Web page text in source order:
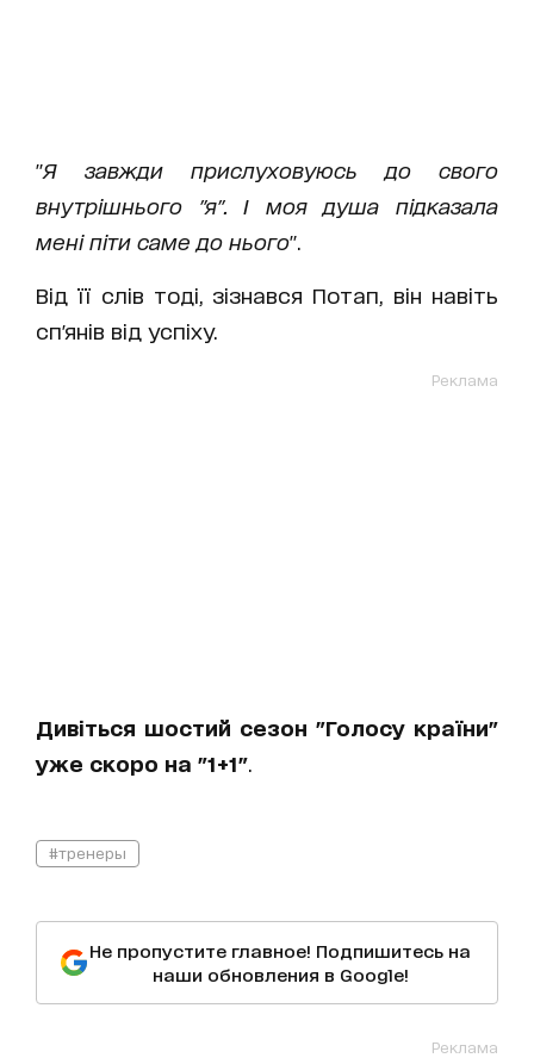
"Я завжди прислуховуюсь до свого
внутрішнього "я". І моя душа підказала
мені піти саме до нього".
Від її слів тоді, зізнався Потап, він навіть
сп'янів від успіху.
Реклама
Дивіться шостий сезон "Голосу країни"
уже скоро на "1+1"
#тренеры
Не пропустите главное! Подпишитесь на
наши обновления в Google!
Реклама